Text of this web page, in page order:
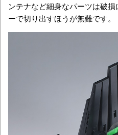
ンテナなど細身なパーツは破
ーで切り出すほうが無難です。